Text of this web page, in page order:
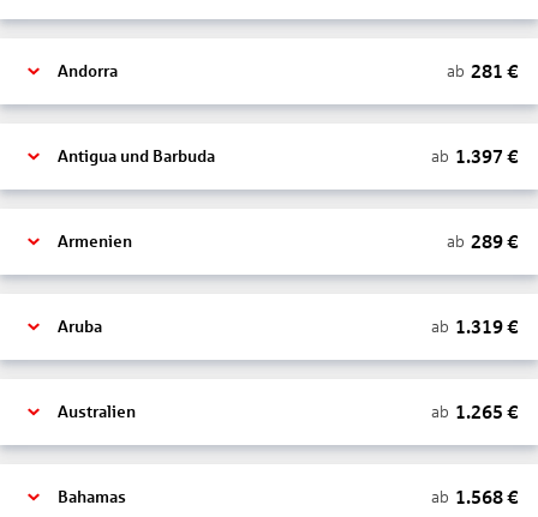
Andorra ab 281 €
Antigua und Barbuda ab 1.397 €
Armenien ab 289€
Aruba ab 1.319€
Australien ab 1.265 €
Bahamas ab 1.568€